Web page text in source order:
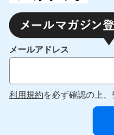
メールアドレス
利用規約を必ず確認の上、